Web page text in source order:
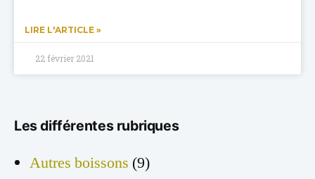
LIRE L'ARTICLE »
22 février 2021
Les différentes rubriques
Autres boissons (9)